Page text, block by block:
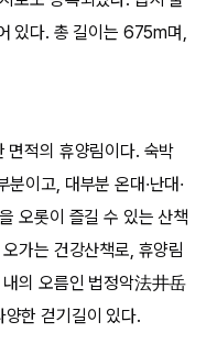
있다. 총 길이는 675m며,
적의 휴양림이다. 숙박
이고, 대부분 온대·난대·
오롯이 즐길 수 있는 산책
가는 건강산책로, 휴양림
의 오름인 법정악法井岳
한 걷기길이 있다.